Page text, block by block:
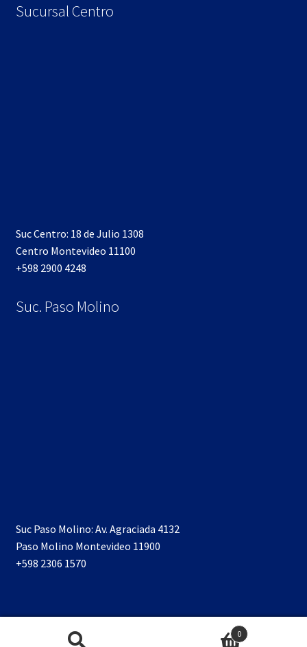
Sucursal Centro
Suc Centro: 18 de Julio 1308
Centro Montevideo 11100
+598 2900 4248
Suc. Paso Molino
Suc Paso Molino: Av. Agraciada 4132
Paso Molino Montevideo 11900
+598 2306 1570
0